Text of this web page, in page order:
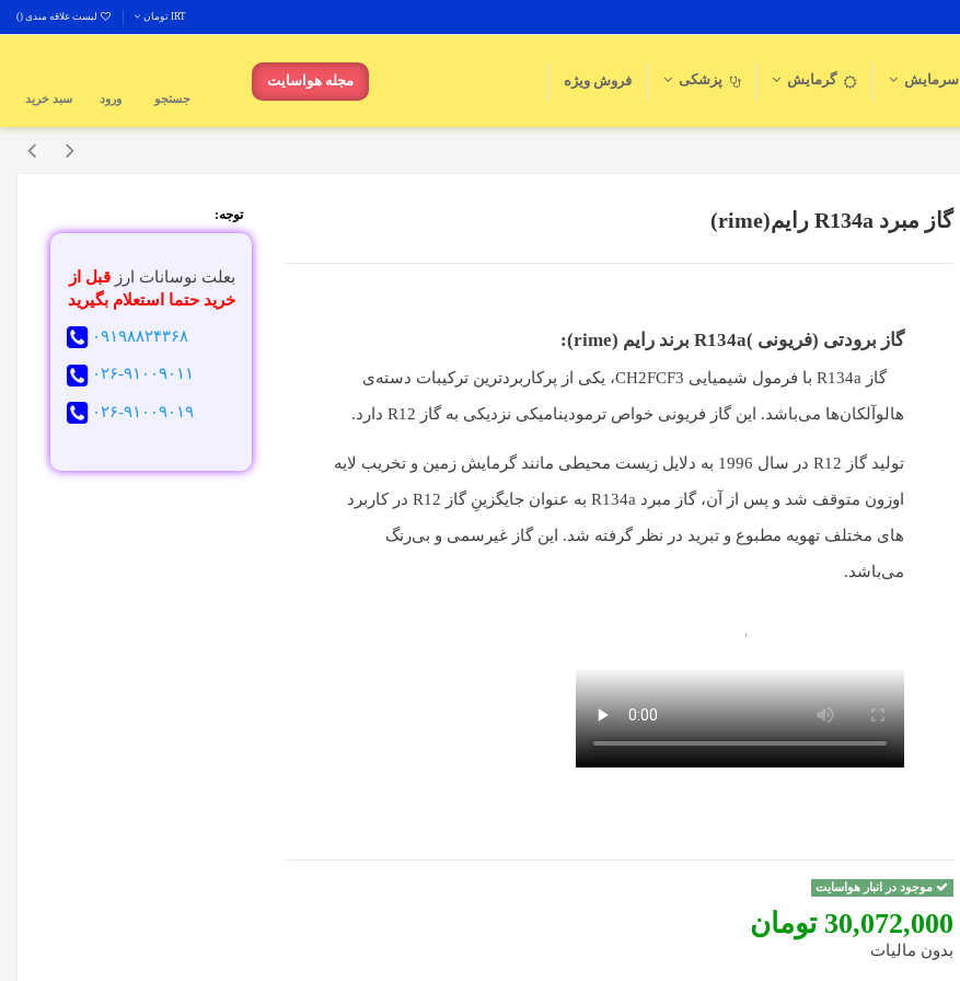
IRT تومان لیست علاقه مندی ()
سرمایش گرمایش پزشکی مجله هواسایت فروش ویژه
جستجو ورود سبد خرید
گاز مبرد R134a رایم(rime)
گاز برودتی (فریونی )R134a برند رایم (rime):
گاز R134a با فرمول شیمیایی CH2FCF3، یکی از پرکاربردترین ترکیبات دسته‌ی
هالوآلکان‌ها می‌باشد. این گاز فریونی خواص ترمودینامیکی نزدیکی به گاز R12 دارد.
تولید گاز R12 در سال 1996 به دلایل زیست محیطی مانند گرمایش زمین و تخریب لایه
اوزون متوقف شد و پس از آن، گاز مبرد R134a به عنوان جایگزینِ گاز R12 در کاربرد
های مختلف تهویه مطبوع و تبرید در نظر گرفته شد. این گاز غیرسمی و بی‌رنگ
می‌باشد.
موجود در انبار هواسایت
‎30,072,000 تومان
بدون مالیات
توجه:
بعلت نوسانات ارزقبل از
خرید حتما استعلام بگیرید
۰۹۱۹۸۸۲۴۳۶۸
۰۲۶-۹۱۰۰۹۰۱۱
۰۲۶-۹۱۰۰۹۰۱۹